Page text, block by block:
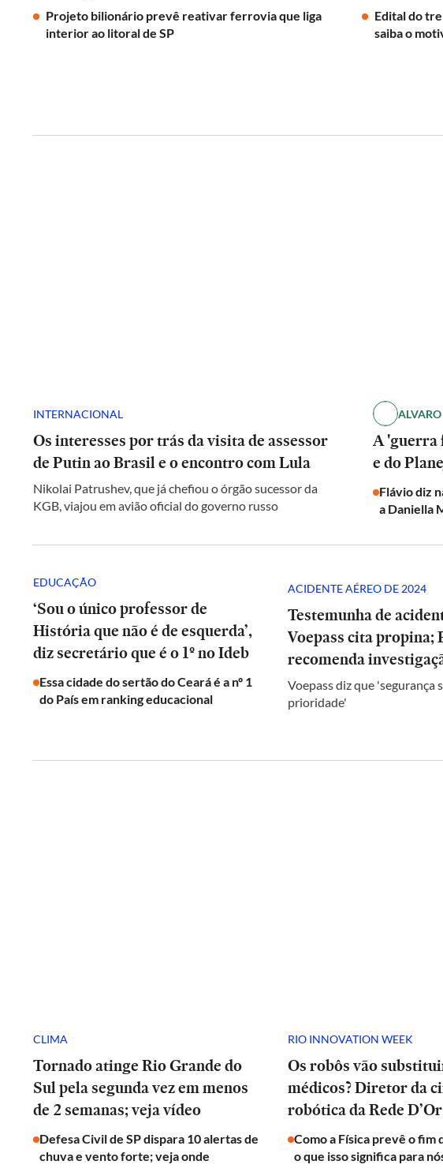
Projeto bilionário prevê reativar ferrovia que liga
interior ao litoral de SP
Edital do
saiba o
INTERNACIONAL
Os interesses por trás da visita de assessor
de Putin ao Brasil e o encontro com Lula
Nikolai Patrushev, que já chefiou o órgão sucessor da
KGB, viajou em avião oficial do governo russo
ALVARO
A 'guerra
e do
Flávio diz
a Daniella
EDUCAÇÃO
‘Sou o único professor de
História que não é de esquerda’,
diz secretário que é o 1º no Ideb
Essa cidade do sertão do Ceará é a nº 1
do País em ranking educacional
ACIDENTE AÉREO DE 2024
Testemunha de
Voepass cita propina;
recomenda
Voepass diz que 'segurança
prioridade'
CLIMA
Tornado atinge Rio Grande do
Sul pela segunda vez em menos
de 2 semanas; veja vídeo
Defesa Civil de SP dispara 10 alertas de
chuva e vento forte; veja onde
RIO INNOVATION WEEK
Os robôs vão
médicos? Diretor da
robótica da Rede
Como a Física prevê o fim
o que isso significa para